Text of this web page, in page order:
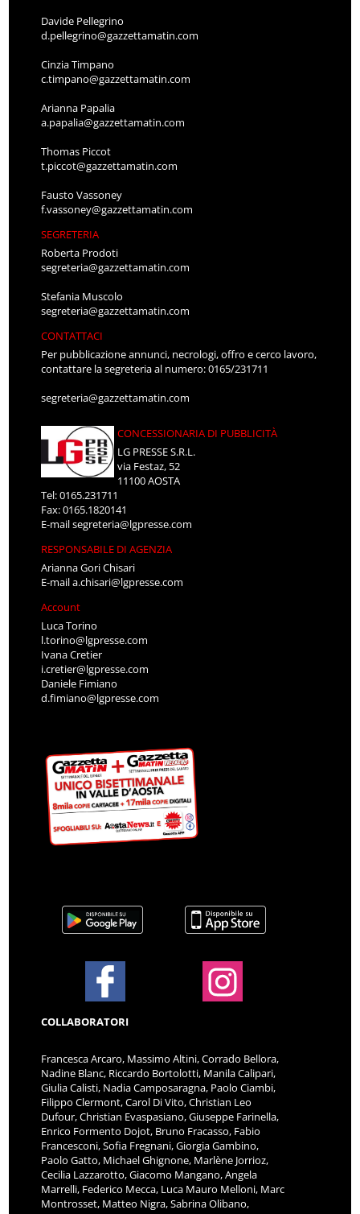
Davide Pellegrino
d.pellegrino@gazzettamatin.com
Cinzia Timpano
c.timpano@gazzettamatin.com
Arianna Papalia
a.papalia@gazzettamatin.com
Thomas Piccot
t.piccot@gazzettamatin.com
Fausto Vassoney
f.vassoney@gazzettamatin.com
SEGRETERIA
Roberta Prodoti
segreteria@gazzettamatin.com
Stefania Muscolo
segreteria@gazzettamatin.com
CONTATTACI
Per pubblicazione annunci, necrologi, offro e cerco lavoro,
contattare la segreteria al numero: 0165/231711
segreteria@gazzettamatin.com
CONCESSIONARIA DI PUBBLICITÀ
LG PRESSE S.R.L.
via Festaz, 52
11100 AOSTA
Tel: 0165.231711
Fax: 0165.1820141
E-mailsegreteria@lgpresse.com
RESPONSABILE DI AGENZIA
Arianna Gori Chisari
E-maila.chisari@lgpresse.com
Account
Luca Torino
l.torino@lgpresse.com
Ivana Cretier
i.cretier@lgpresse.com
Daniele Fimiano
d.fimiano@lgpresse.com
COLLABORATORI
Francesca Arcaro, Massimo Altini, Corrado Bellora,
Nadine Blanc, Riccardo Bortolotti, Manila Calipari,
Giulia Calisti, Nadia Camposaragna, Paolo Ciambi,
Filippo Clermont, Carol Di Vito, Christian Leo
Dufour, Christian Evaspasiano, Giuseppe Farinella,
Enrico Formento Dojot, Bruno Fracasso, Fabio
Francesconi, Sofia Fregnani, Giorgia Gambino,
Paolo Gatto, Michael Ghignone, Marlène Jorrioz,
Cecilia Lazzarotto, Giacomo Mangano, Angela
Marrelli, Federico Mecca, Luca Mauro Melloni, Marc
Montrosset, Matteo Nigra, Sabrina Olibano,